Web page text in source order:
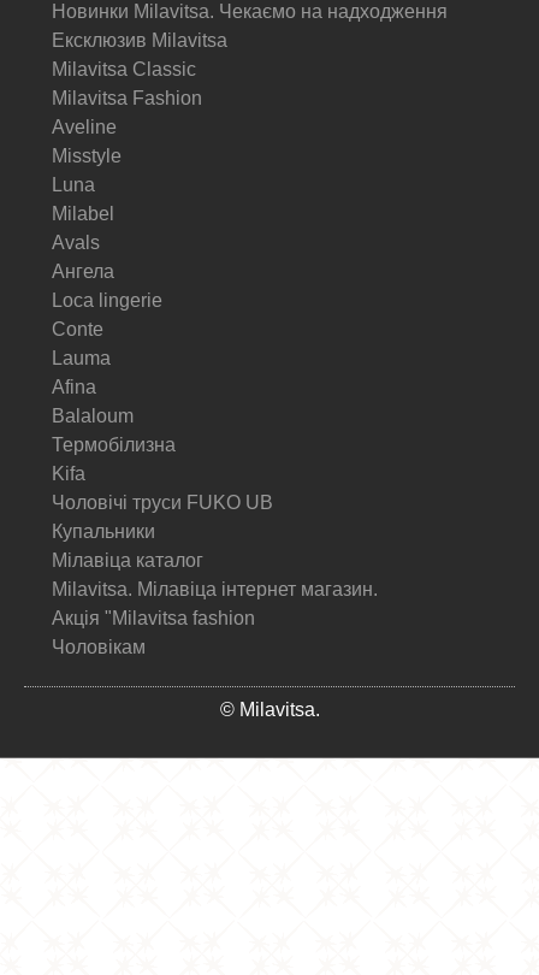
Новинки Milavitsa. Чекаємо на надходження
Ексклюзив Milavitsa
Milavitsa Classic
Milavitsa Fashion
Aveline
Misstyle
Luna
Milabel
Avals
Ангела
Loca lingerie
Conte
Lauma
Afina
Balaloum
Термобілизна
Kifa
Чоловічі труси FUKO UB
Купальники
Мілавіца каталог
Milavitsa. Мілавіца інтернет магазин.
Акція "Milavitsa fashion
Чоловікам
© Milavitsa.